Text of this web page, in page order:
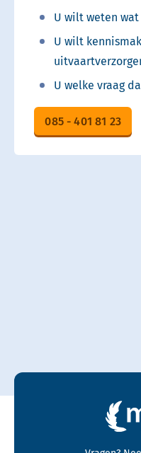
U wilt weten
U wilt
U welke vraag
085 - 401 81 23
Contactgegevens en footer